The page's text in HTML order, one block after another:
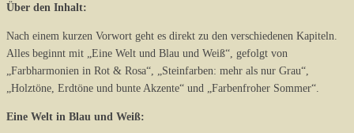
Über den Inhalt:
Nach einem kurzen Vorwort geht es direkt zu den verschiedenen Kapiteln.
Alles beginnt mit „Eine Welt und Blau und Weiß“, gefolgt von
„Farbharmonien in Rot & Rosa“, „Steinfarben: mehr als nur Grau“,
„Holztöne, Erdtöne und bunte Akzente“ und „Farbenfroher Sommer“.
Eine Welt in Blau und Weiß: